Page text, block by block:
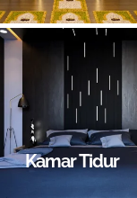
Kamar Tidur